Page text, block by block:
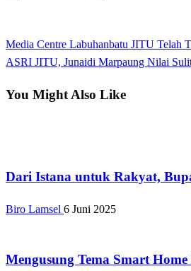
Navigasi
Previous
Post
Media Centre Labuhanbatu JITU Telah
Next
ASRI JITU, Junaidi Marpaung Nilai
You Might Also Like
Dari Istana untuk Rakyat,
Biro Lamsel 6 Juni 2025
Mengusung Tema Smart